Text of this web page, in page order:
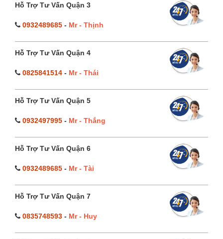
Hỗ Trợ Tư Vấn Quận 3
0932489685 - Mr - Thịnh
Hỗ Trợ Tư Vấn Quận 4
0825841514 - Mr - Thái
Hỗ Trợ Tư Vấn Quận 5
0932497995 - Mr - Thắng
Hỗ Trợ Tư Vấn Quận 6
0932489685 - Mr - Tài
Hỗ Trợ Tư Vấn Quận 7
0835748593 - Mr - Huy